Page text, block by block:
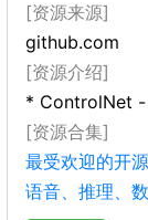
[资源来源]
github.com
[资源介绍]
* ControlNet -
[资源合集]
最受欢迎的开
语音、推理、